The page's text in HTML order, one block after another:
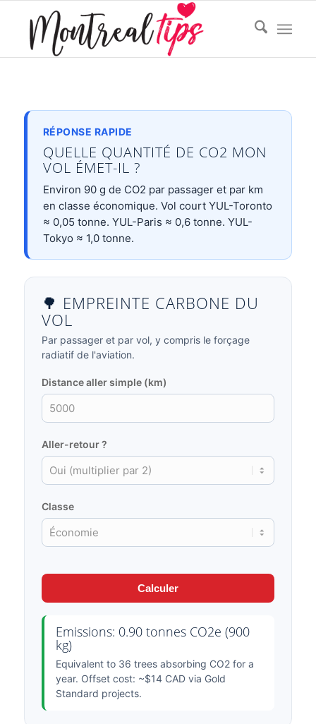
RÉPONSE RAPIDE
QUELLE QUANTITÉ DE CO2 MON
VOL ÉMET-IL ?
Environ 90 g de CO2 par passager et par km
en classe économique. Vol court YUL-Toronto
≈ 0,05 tonne. YUL-Paris ≈ 0,6 tonne. YUL-
Tokyo ≈ 1,0 tonne.
🌳 EMPREINTE CARBONE DU
VOL
Par passager et par vol, y compris le forçage
radiatif de l'aviation.
Distance aller simple (km)
Aller-retour ?
Classe
Calculer
Emissions: 0.90 tonnes CO2e (900
kg)
Equivalent to 36 trees absorbing CO2 for a
year. Offset cost: ~$14 CAD via Gold
Standard projects.